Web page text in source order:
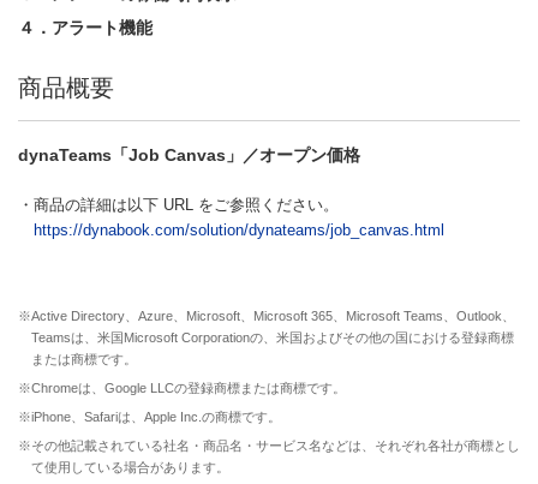
４．アラート機能
商品概要
dynaTeams「Job Canvas」／オープン価格
・商品の詳細は以下 URL をご参照ください。
https://dynabook.com/solution/dynateams/job_canvas.html
※Active Directory、Azure、Microsoft、Microsoft 365、Microsoft Teams、Outlook、
Teamsは、米国Microsoft Corporationの、米国およびその他の国における登録商標
または商標です。
※Chromeは、Google LLCの登録商標または商標です。
※iPhone、Safariは、Apple Inc.の商標です。
※その他記載されている社名・商品名・サービス名などは、それぞれ各社が商標とし
て使用している場合があります。